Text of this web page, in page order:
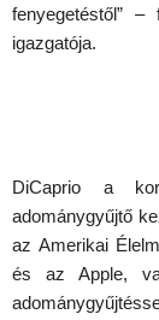
fenyegetéstől”
igazgatója.
DiCaprio a
adománygyűjtő
az Amerikai
és az Apple,